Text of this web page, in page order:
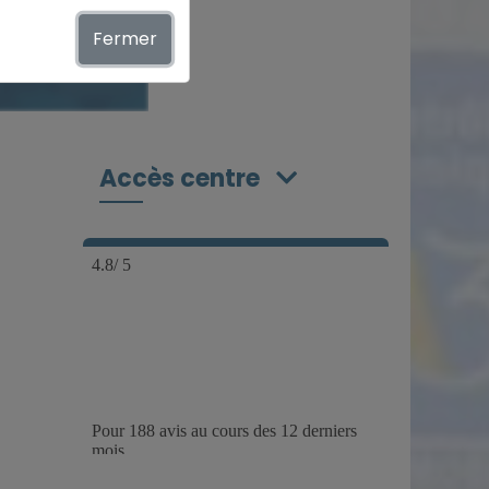
Accès centre
Fermer